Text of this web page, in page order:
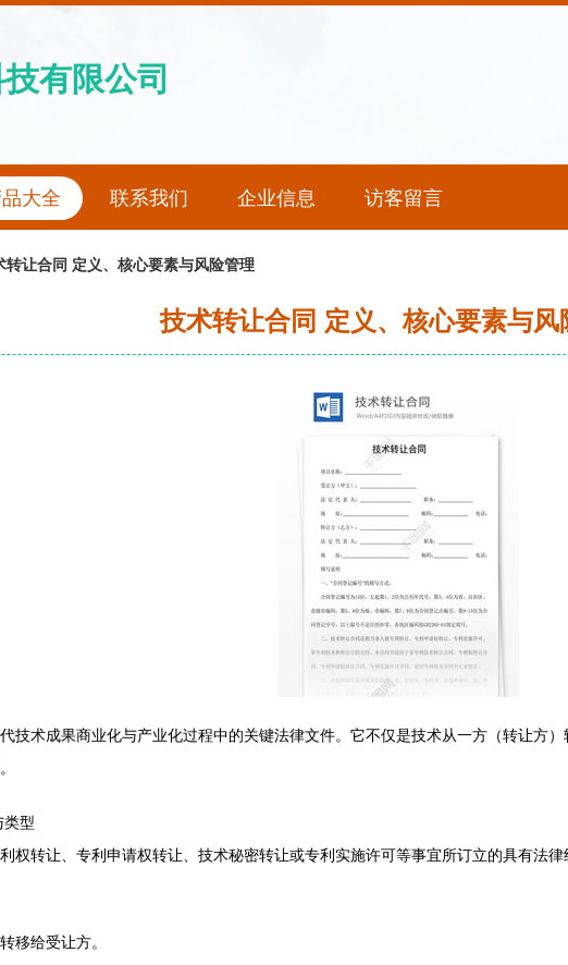
有限公司
大全 联系我们 企业信息 访客留言
转让合同 定义、核心要素与风险管理
技术转让合同 定义、核心要素与风
技术成果商业化与产业化过程中的关键法律文件。它不仅是技术从一方（转让方
类型
权转让、专利申请权转让、技术秘密转让或专利实施许可等事宜所订立的具有法
移给受让方。